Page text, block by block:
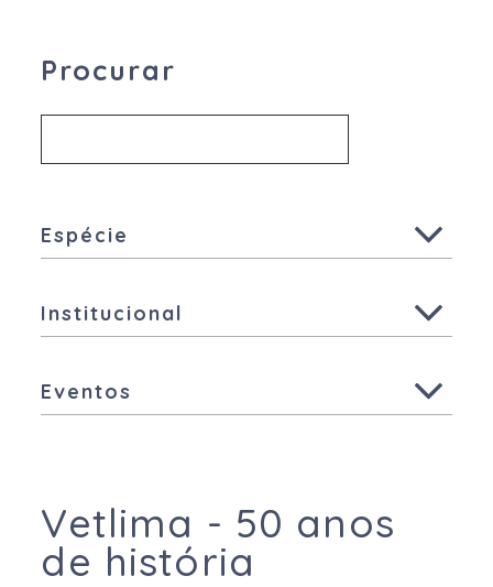
Procurar
Espécie
Ruminantes
Suínos
Institucional
Eventos
Vetlima - 50 anos
de história